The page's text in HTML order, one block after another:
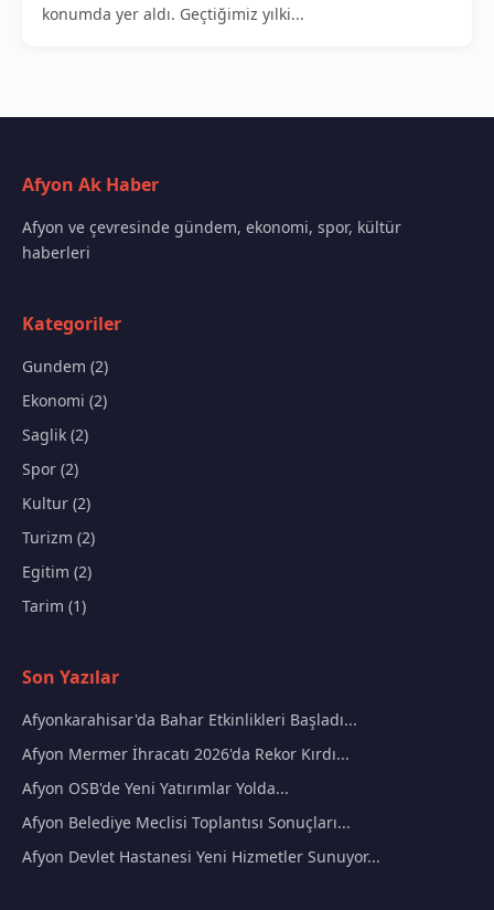
konumda yer aldı. Geçtiğimiz yılki...
Afyon Ak Haber
Afyon ve çevresinde gündem, ekonomi, spor, kültür
haberleri
Kategoriler
Gundem (2)
Ekonomi (2)
Saglik (2)
Spor (2)
Kultur (2)
Turizm (2)
Egitim (2)
Tarim (1)
Son Yazılar
Afyonkarahisar'da Bahar Etkinlikleri Başladı...
Afyon Mermer İhracatı 2026'da Rekor Kırdı...
Afyon OSB'de Yeni Yatırımlar Yolda...
Afyon Belediye Meclisi Toplantısı Sonuçları...
Afyon Devlet Hastanesi Yeni Hizmetler Sunuyor...